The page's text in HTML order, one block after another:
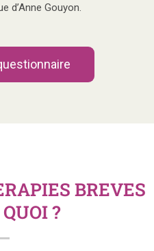
d’Anne Gouyon.
BREVES
?